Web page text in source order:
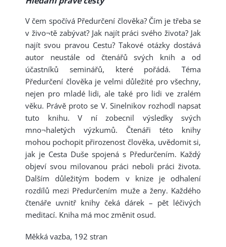
V čem spočívá Předurčení člověka? Čím je třeba se
v živo¬tě zabývat? Jak najít práci svého života? Jak
najít svou pravou Cestu? Takové otázky dostává
autor neustále od čtenářů svých knih a od
účastníků seminářů, které pořádá. Téma
Předurčení člověka je velmi důležité pro všechny,
nejen pro mladé lidi, ale také pro lidi ve zralém
věku. Právě proto se V. Sinelnikov rozhodl napsat
tuto knihu. V ní zobecnil výsledky svých
mno¬haletých výzkumů. Čtenáři této knihy
mohou pochopit přirozenost člověka, uvědomit si,
jak je Cesta Duše spojená s Předurčením. Každý
objeví svou milovanou práci neboli práci života.
Dalším důležitým bodem v knize je odhalení
rozdílů mezi Předurčením muže a ženy. Každého
čtenáře uvnitř knihy čeká dárek – pět léčivých
meditací. Kniha má moc změnit osud.
Měkká vazba, 192 stran